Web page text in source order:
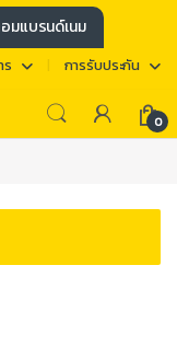
มแบรนด์เนม
ร การรับประกัน
0